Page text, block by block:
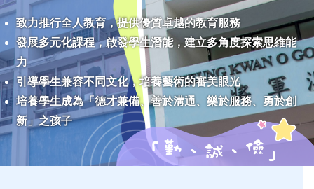
致力推行全人教育，提供優質卓越的教育服務
發展多元化課程，啟發學生潛能，建立多角度探索思維能
力
引導學生兼容不同文化，培養藝術的審美眼光
培養學生成為「德才兼備、善於溝通、樂於服務、勇於創
新」之孩子